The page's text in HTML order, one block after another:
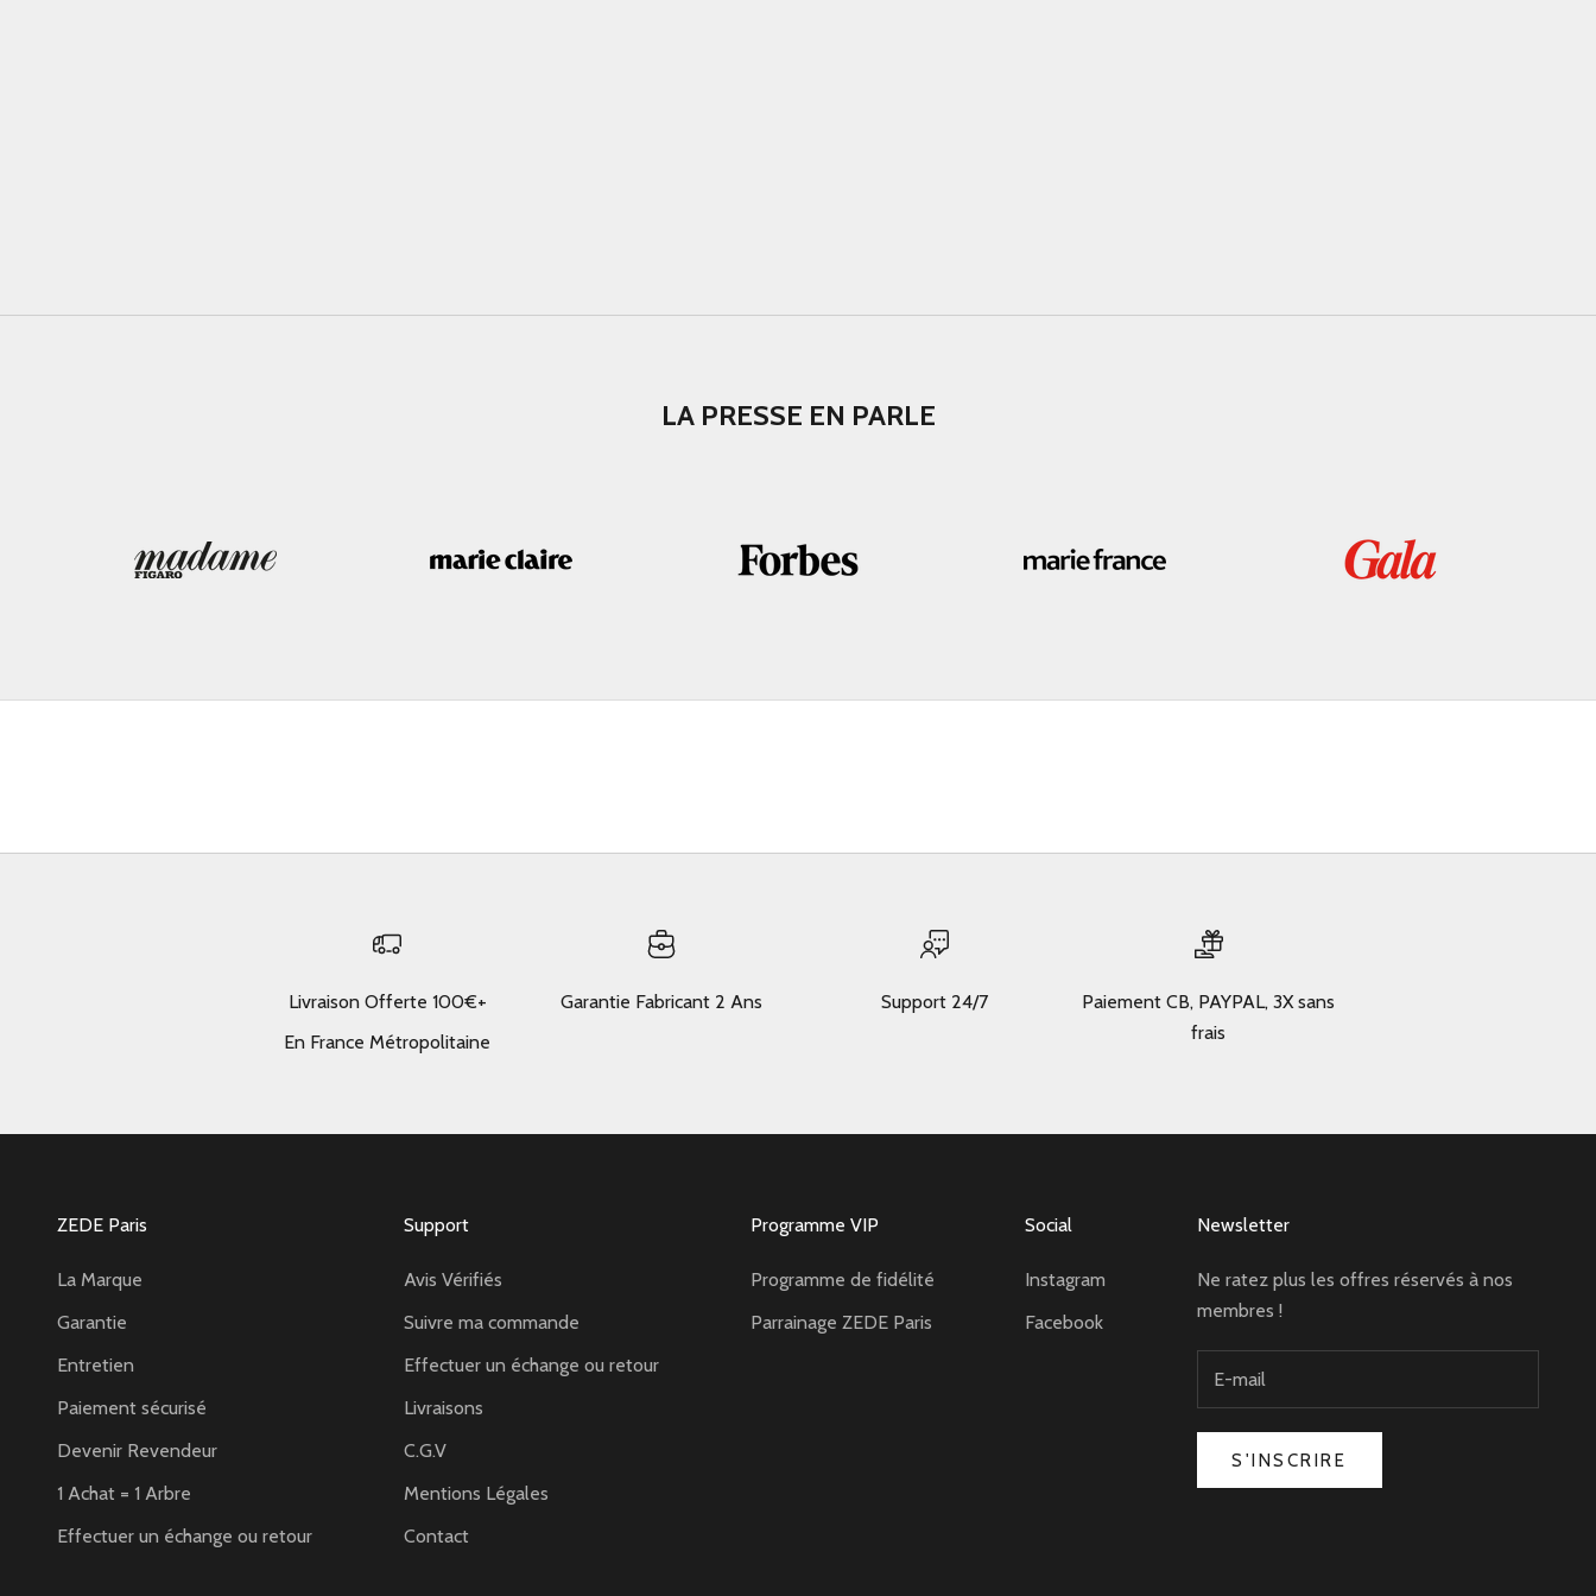
LA PRESSE EN PARLE
Livraison Offerte 100€+
En France Métropolitaine
Garantie Fabricant 2 Ans Support 24/7
Paiement CB, PAYPAL, 3X sans
frais
ZEDE Paris
La Marque
Garantie
Entretien
Paiement sécurisé
Devenir Revendeur
1 Achat = 1 Arbre
Effectuer un échange ou retour
Support
Avis Vérifiés
Suivre ma commande
Effectuer un échange ou retour
Livraisons
C.G.V
Mentions Légales
Contact
Programme VIP
Programme de fidélité
Parrainage ZEDE Paris
Social
Instagram
Facebook
Newsletter
Ne ratez plus les offres réservés à nos
membres !
S'INSCRIRE